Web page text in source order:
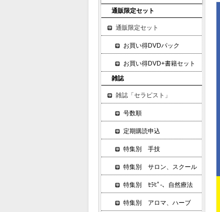
通販限定セット
通販限定セット
お買い得DVDパック
お買い得DVD+書籍セット
雑誌
雑誌「セラピスト」
号数順
定期購読申込
特集別 手技
特集別 サロン、スクール
特集別 ｾﾗﾋﾟ-、自然療法
特集別 アロマ、ハーブ